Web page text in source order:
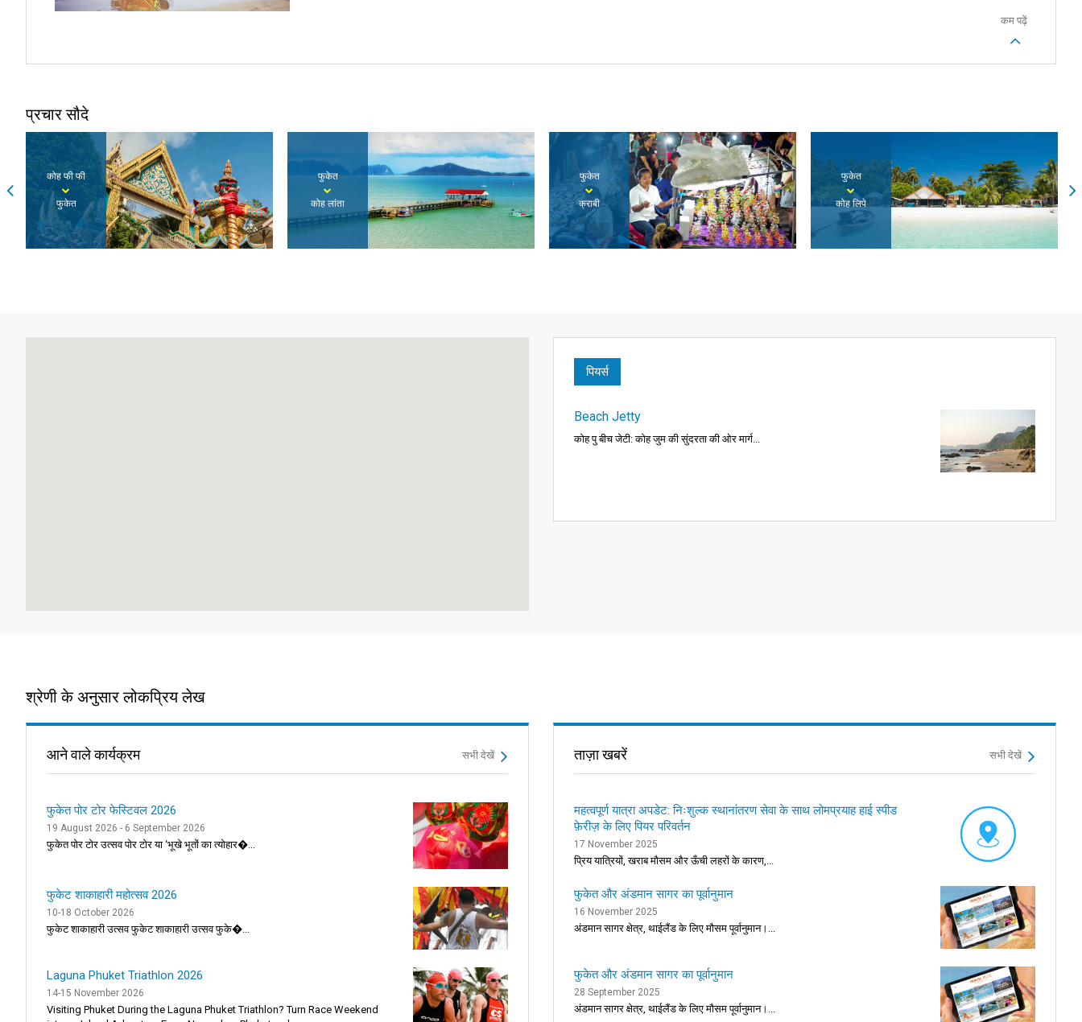
कम पढ़ें
प्रचार सौदे
कोह फी फी
फुकेत
फुकेत
कोह लांता
फुकेत
क्राबी
फुकेत
कोह लिपे
पियर्स
Beach Jetty
कोह पु बीच जेटी: कोह जुम की सुंदरता की ओर मार्ग...
श्रेणी के अनुसार लोकप्रिय लेख
आने वाले कार्यक्रम सभी देखें
फुकेत पोर टोर फेस्टिवल 2026
19 August 2026 - 6 September 2026
फुकेत पोर टोर उत्सव पोर टोर या ‘भूखे भूतों का त्योहार�...
फुकेट शाकाहारी महोत्सव 2026
10-18 October 2026
फुकेट शाकाहारी उत्सव फुकेट शाकाहारी उत्सव फुके�...
Laguna Phuket Triathlon 2026
14-15 November 2026
Visiting Phuket During the Laguna Phuket Triathlon? Turn Race Weekend
ताज़ा खबरें सभी देखें
महत्वपूर्ण यात्रा अपडेट: निःशुल्क स्थानांतरण सेवा के साथ लोमप्रयाह हाई स्पीड
फ़ेरीज़ के लिए पियर परिवर्तन
17 November 2025
प्रिय यात्रियों, खराब मौसम और ऊँची लहरों के कारण,...
फुकेत और अंडमान सागर का पूर्वानुमान
16 November 2025
अंडमान सागर क्षेत्र, थाईलैंड के लिए मौसम पूर्वानुमान।...
फुकेत और अंडमान सागर का पूर्वानुमान
28 September 2025
अंडमान सागर क्षेत्र, थाईलैंड के लिए मौसम पूर्वानुमान।...